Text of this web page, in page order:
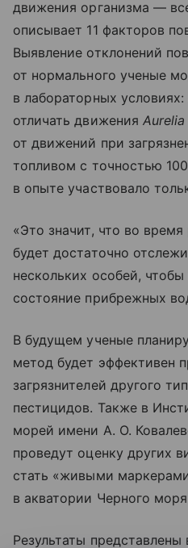
движения организма —
описывает 11 факторов
Выявление отклонений
от нормального ученые
в лабораторных
отличать движения
от движений при
топливом с точностью
в опыте участвовало
«Это значит, что во
будет достаточно
нескольких особей,
состояние прибрежных
В будущем ученые
метод будет эффективен
загрязнителей другого
пестицидов. Также в
морей имени А. О.
проведут оценку других
стать «живыми
в акватории Черного
Результаты